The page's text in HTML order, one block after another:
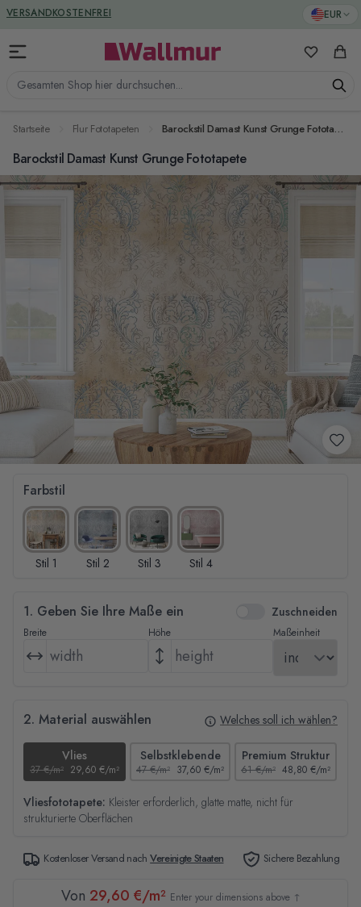
Zum Inhalt springen EUR
Gesamten Shop hier durchsuchen...
Meine
VERSANDKOSTENFREI
GREENGUARD ZERTIFIZIERT
Startseite Flur Fototapeten Barockstil Damast Kunst Grunge Fototapete
Barockstil Damast Kunst Grunge Fototapete
Farbstil
Stil 1 Stil 2 Stil 3 Stil 4
1. Geben Sie Ihre Maße ein Zuschneiden
Breite Höhe Maßeinheit
2. Material auswählen Welches soll ich wählen?
Vlies
37 €/m² 29,60 €/m²
Selbstklebende
47 €/m² 37,60 €/m²
Premium Struktur
61 €/m² 48,80 €/m²
Vliesfototapete: Kleister erforderlich, glatte matte, nicht für
strukturierte Oberflächen
Kostenloser Versand nachVereinigte Staaten Sichere Bezahlung
Von 29,60 €/m² Enter your dimensions above ↑